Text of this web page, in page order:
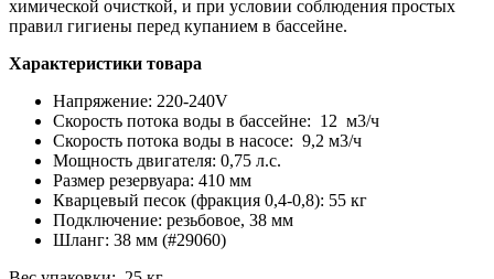
химической очисткой, и при условии соблюдения простых
правил гигиены перед купанием в бассейне.
Характеристики товара
Напряжение: 220-240V
Скорость потока воды в бассейне: 12 м3/ч
Скорость потока воды в насосе: 9,2 м3/ч
Мощность двигателя: 0,75 л.с.
Размер резервуара: 410 мм
Кварцевый песок (фракция 0,4-0,8): 55 кг
Подключение: резьбовое, 38 мм
Шланг: 38 мм (#29060)